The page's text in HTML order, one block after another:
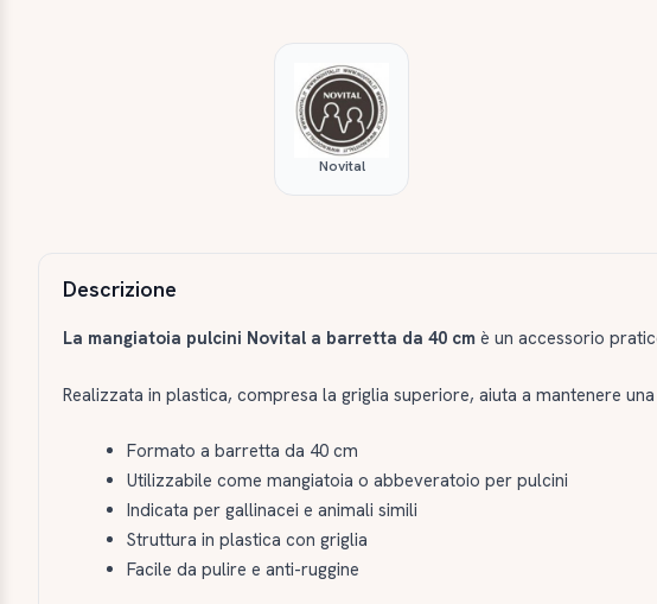
Novital
Descrizione
La mangiatoia pulcini Novital a barretta da 40 cm è un accessorio
Realizzata in plastica, compresa la griglia superiore, aiuta a mantenere
Formato a barretta da 40 cm
Utilizzabile come mangiatoia o abbeveratoio per pulcini
Indicata per gallinacei e animali simili
Struttura in plastica con griglia
Facile da pulire e anti-ruggine